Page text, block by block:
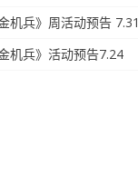
机兵》周活动预告 7.31
机兵》活动预告7.24